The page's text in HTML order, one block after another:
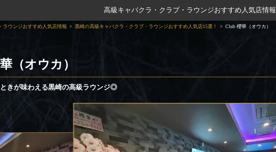
高級キャバクラ・クラブ・ラウンジおすすめ人気店情報
ラウンジおすすめ人気店情報 黒崎の高級キャバクラ・クラブ・ラウンジおすすめ人気店15選！ Club 櫻華（オウカ）
（オウカ）
きが味わえる黒崎の高級ラウンジ◎